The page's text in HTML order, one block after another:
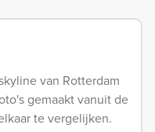
van Rotterdam
gemaakt vanuit de
te vergelijken.